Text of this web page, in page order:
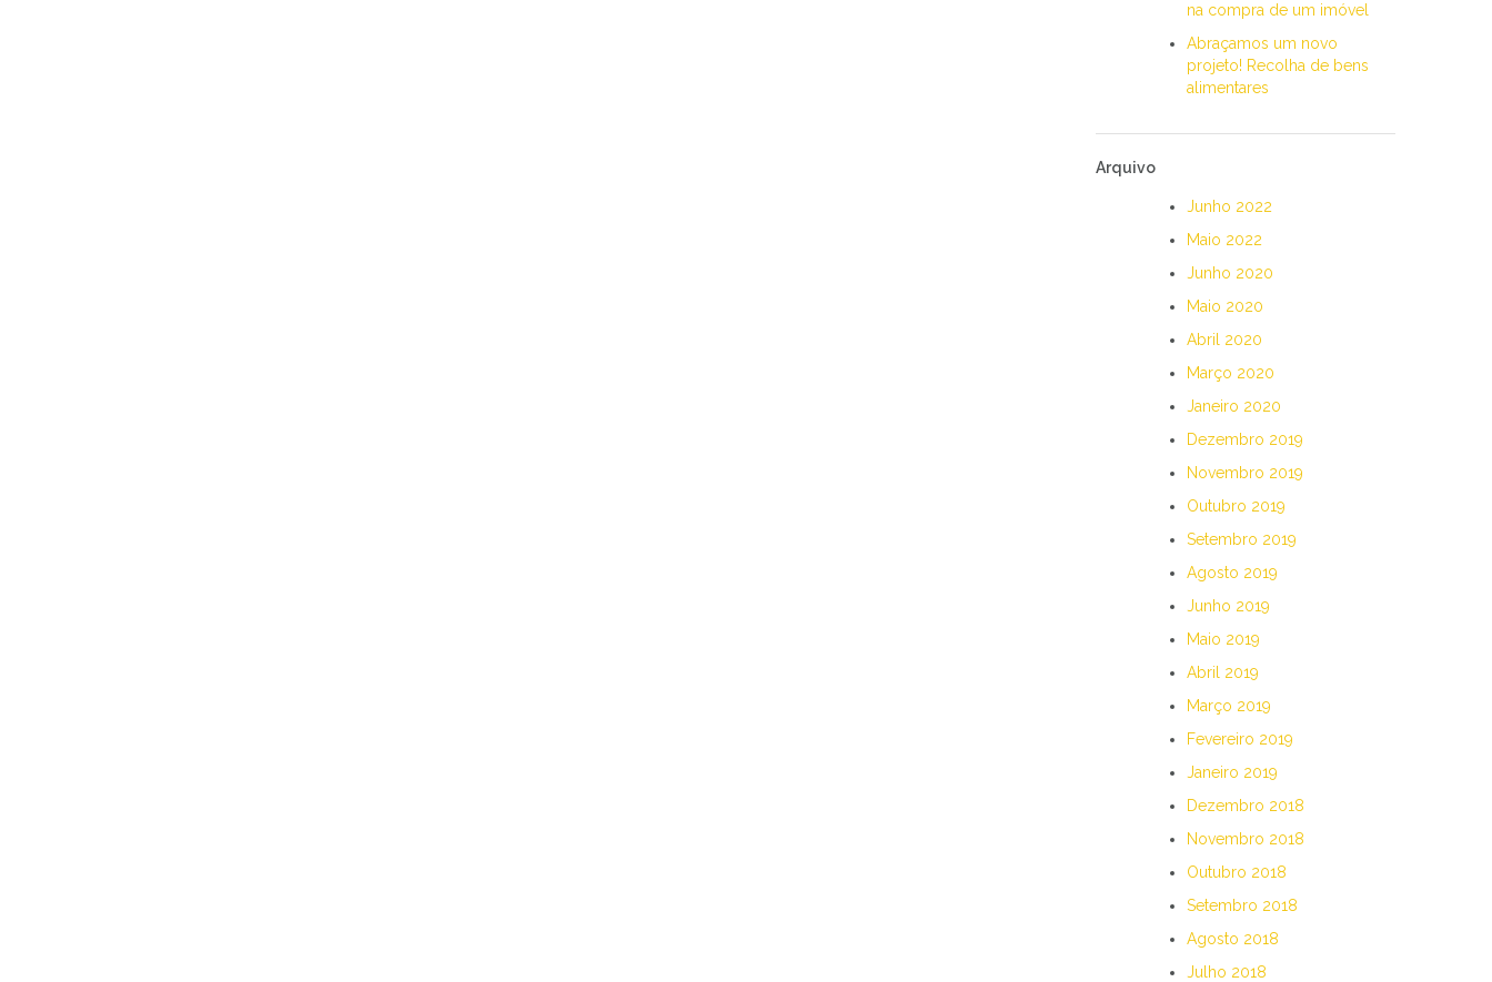
na compra de um imóvel
Abraçamos um novo
projeto! Recolha de bens
alimentares
Arquivo
Junho 2022
Maio 2022
Junho 2020
Maio 2020
Abril 2020
Março 2020
Janeiro 2020
Dezembro 2019
Novembro 2019
Outubro 2019
Setembro 2019
Agosto 2019
Junho 2019
Maio 2019
Abril 2019
Março 2019
Fevereiro 2019
Janeiro 2019
Dezembro 2018
Novembro 2018
Outubro 2018
Setembro 2018
Agosto 2018
Julho 2018